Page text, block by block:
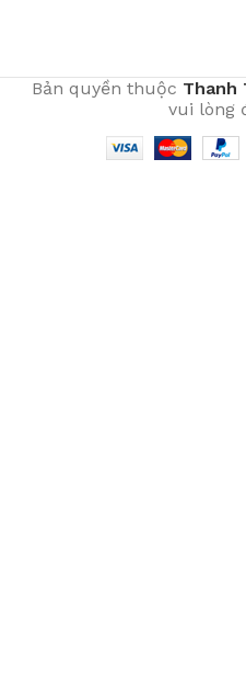
Bản quyền thuộc Thanh
vui lòng